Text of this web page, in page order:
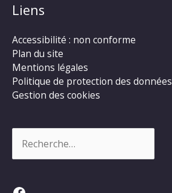
Liens
Accessibilité : non conforme
Plan du site
Mentions légales
Politique de protection des données
Gestion des cookies